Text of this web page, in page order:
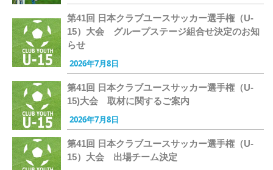
第41回 日本クラブユースサッカー選手権（U-
15）大会 グループステージ組合せ決定のお知
らせ
2026年7月8日
第41回 日本クラブユースサッカー選手権（U-
15)大会 取材に関するご案内
2026年7月8日
第41回 日本クラブユースサッカー選手権（U-
15）大会 出場チーム決定